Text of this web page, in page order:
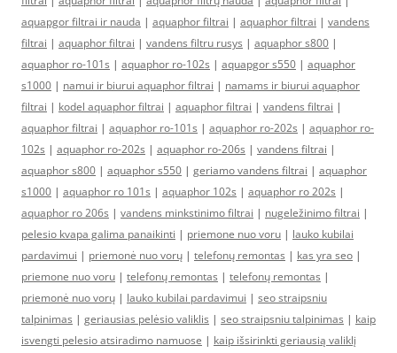
aquapgor filtrai ir nauda | aquaphor filtrai | aquaphor filtrai | vandens
filtrai | aquaphor filtrai | vandens filtru rusys | aquaphor s800 |
aquaphor ro-101s | aquaphor ro-102s | aquapgor s550 | aquaphor
s1000 | namui ir biurui aquaphor filtrai | namams ir biurui aquaphor
filtrai | kodel aquaphor filtrai | aquaphor filtrai | vandens filtrai |
aquaphor filtrai | aquaphor ro-101s | aquaphor ro-202s | aquaphor ro-
102s | aquaphor ro-202s | aquaphor ro-206s | vandens filtrai |
aquaphor s800 | aquaphor s550 | geriamo vandens filtrai | aquaphor
s1000 | aquaphor ro 101s | aquaphor 102s | aquaphor ro 202s |
aquaphor ro 206s | vandens minkstinimo filtrai | nugeležinimo filtrai |
pelesio kvapa galima panaikinti | priemone nuo voru | lauko kubilai
pardavimui | priemonė nuo vorų | telefonų remontas | kas yra seo |
priemone nuo voru | telefonų remontas | telefonų remontas |
priemonė nuo vorų | lauko kubilai pardavimui | seo straipsniu
talpinimas | geriausias pelėsio valiklis | seo straipsniu talpinimas | kaip
isvengti pelesio atsiradimo namuose | kaip išsirinkti geriausią valiklį